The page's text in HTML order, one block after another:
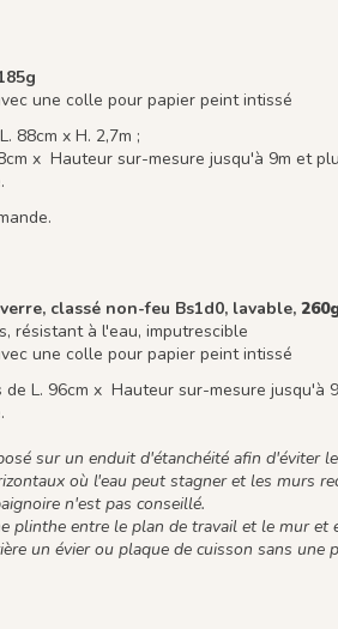
une colle pour papier peint intissé
88cm x H. 2,7m ;
x Hauteur sur-mesure jusqu'à 9m et
classé non-feu Bs1d0, lavable,
résistant à l'eau, imputrescible
une colle pour papier peint intissé
L. 96cm x Hauteur sur-mesure jusqu'à
sur un enduit d'étanchéité afin d'éviter
où l'eau peut stagner et les murs
n'est pas conseillé.
plinthe entre le plan de travail et le mur et
un évier ou plaque de cuisson sans une